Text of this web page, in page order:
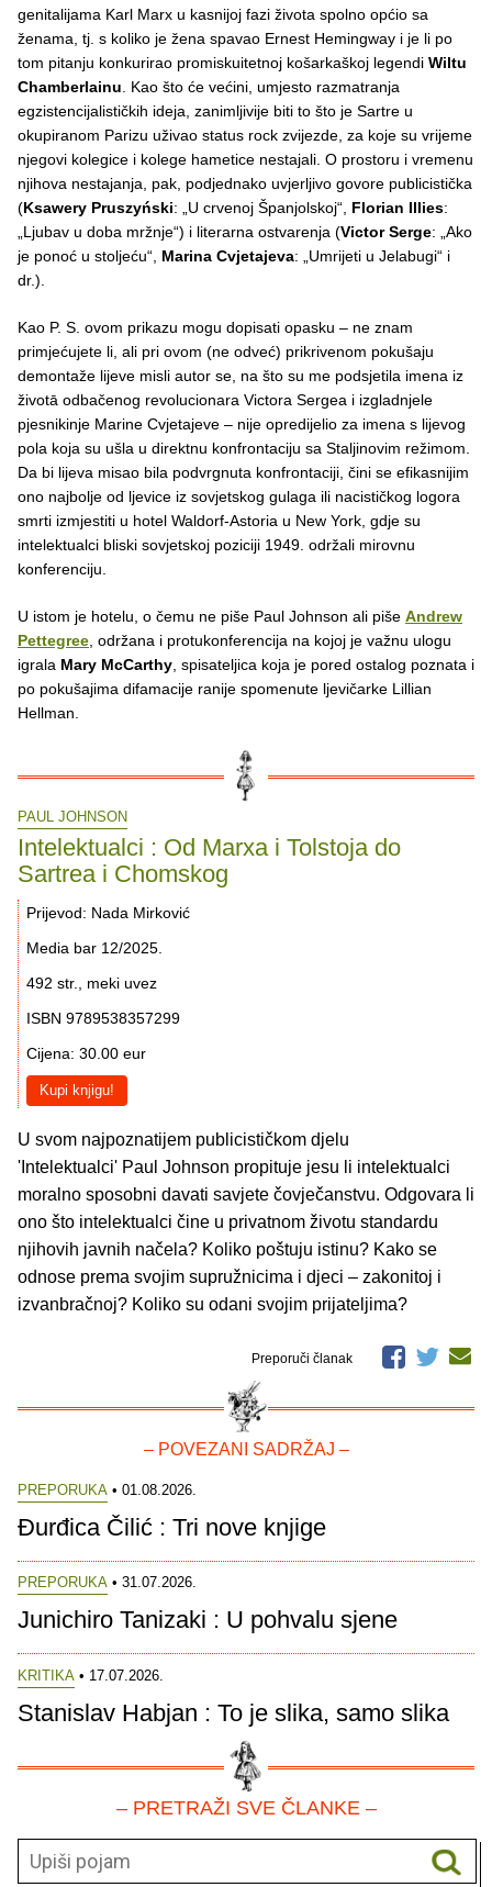
genitalijama Karl Marx u kasnijoj fazi života spolno općio sa
ženama, tj. s koliko je žena spavao Ernest Hemingway i je li po
tom pitanju konkurirao promiskuitetnoj košarkaškoj legendi Wiltu
Chamberlainu . Kao što će većini, umjesto razmatranja
egzistencijalističkih ideja, zanimljivije biti to što je Sartre u
okupiranom Parizu uživao status rock zvijezde, za koje su vrijeme
njegovi kolegice i kolege hametice nestajali. O prostoru i vremenu
njihova nestajanja, pak, podjednako uvjerljivo govore publicistička
(Ksawery Pruszyński: „U crvenoj Španjolskoj“, Florian Illies:
„Ljubav u doba mržnje“) i literarna ostvarenja (Victor Serge: „Ako
je ponoć u stoljeću“, Marina Cvjetajeva: „Umrijeti u Jelabugi“ i
dr.).
Kao P. S. ovom prikazu mogu dopisati opasku – ne znam
primjećujete li, ali pri ovom (ne odveć) prikrivenom pokušaju
demontaže lijeve misli autor se, na što su me podsjetila imena iz
životā odbačenog revolucionara Victora Sergea i izgladnjele
pjesnikinje Marine Cvjetajeve – nije opredijelio za imena s lijevog
pola koja su ušla u direktnu konfrontaciju sa Staljinovim režimom.
Da bi lijeva misao bila podvrgnuta konfrontaciji, čini se efikasnijim
ono najbolje od ljevice iz sovjetskog gulaga ili nacističkog logora
smrti izmjestiti u hotel Waldorf-Astoria u New York, gdje su
intelektualci bliski sovjetskoj poziciji 1949. održali mirovnu
konferenciju.
U istom je hotelu, o čemu ne piše Paul Johnson ali piše Andrew
Pettegree , održana i protukonferencija na kojoj je važnu ulogu
igrala Mary McCarthy , spisateljica koja je pored ostalog poznata i
po pokušajima difamacije ranije spomenute ljevičarke Lillian
Hellman.
PAUL JOHNSON
Intelektualci : Od Marxa i Tolstoja do
Sartrea i Chomskog
Prijevod: Nada Mirković
Media bar 12/2025.
492 str., meki uvez
ISBN 9789538357299
Cijena: 30.00 eur
Kupi knjigu!
U svom najpoznatijem publicističkom djelu
'Intelektualci' Paul Johnson propituje jesu li intelektualci
moralno sposobni davati savjete čovječanstvu. Odgovara li
ono što intelektualci čine u privatnom životu standardu
njihovih javnih načela? Koliko poštuju istinu? Kako se
odnose prema svojim supružnicima i djeci – zakonitoj i
izvanbračnoj? Koliko su odani svojim prijateljima?
Preporuči članak
– POVEZANI SADRŽAJ –
PREPORUKA • 01.08.2026.
Đurđica Čilić : Tri nove knjige
PREPORUKA • 31.07.2026.
Junichiro Tanizaki : U pohvalu sjene
KRITIKA • 17.07.2026.
Stanislav Habjan : To je slika, samo slika
– PRETRAŽI SVE ČLANKE –